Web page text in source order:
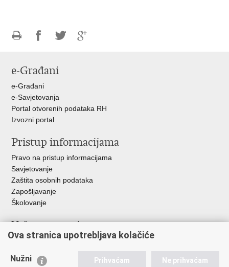
FacebookuTwitteru
e-Građani
e-Građani
e-Savjetovanja
Portal otvorenih podataka RH
Izvozni portal
Pristup informacijama
Pravo na pristup informacijama
Savjetovanje
Zaštita osobnih podataka
Zapošljavanje
Školovanje
Važne poveznice
Ministarstvo unutarnjih poslova
Udruge
Ova stranica upotrebljava kolačiće
Nužni Prihvaćam Ne prihvaćam